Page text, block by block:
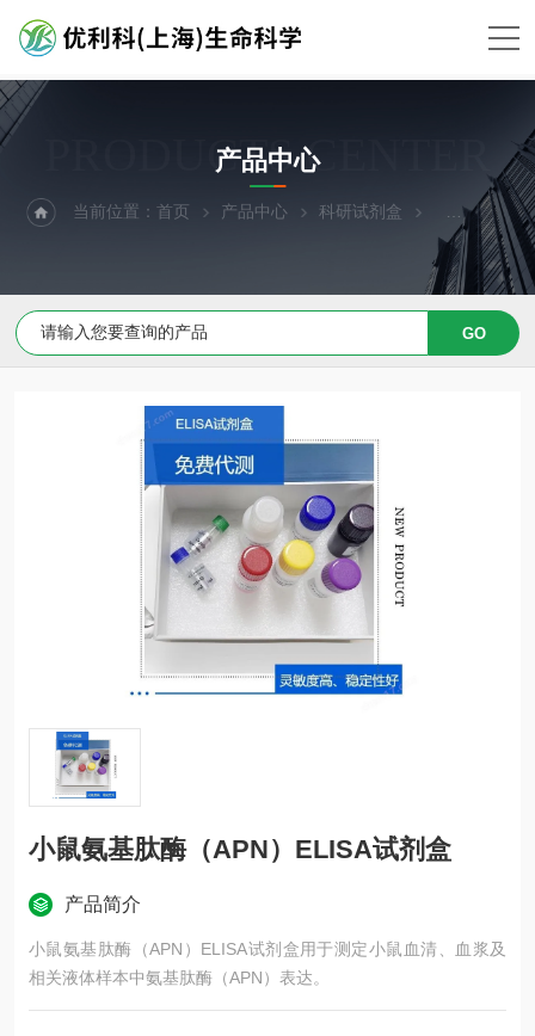
PRODUCTS CENTER
产品中心
当前位置：首页 产品中心 科研试剂盒 ELISA试剂盒
小鼠氨基肽酶（APN）ELISA试剂盒
产品简介
小鼠氨基肽酶（APN）ELISA试剂盒用于测定小鼠血清、血浆及
相关液体样本中氨基肽酶（APN）表达。